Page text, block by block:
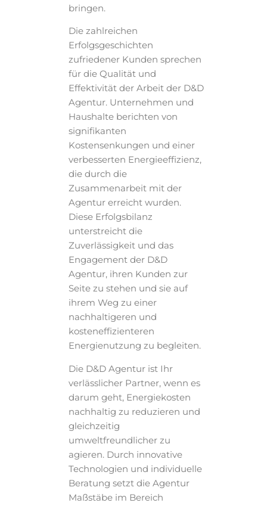
bringen.
Die zahlreichen
Erfolgsgeschichten
zufriedener Kunden sprechen
für die Qualität und
Effektivität der Arbeit der D&D
Agentur. Unternehmen und
Haushalte berichten von
signifikanten
Kostensenkungen und einer
verbesserten Energieeffizienz,
die durch die
Zusammenarbeit mit der
Agentur erreicht wurden.
Diese Erfolgsbilanz
unterstreicht die
Zuverlässigkeit und das
Engagement der D&D
Agentur, ihren Kunden zur
Seite zu stehen und sie auf
ihrem Weg zu einer
nachhaltigeren und
kosteneffizienteren
Energienutzung zu begleiten.
Die D&D Agentur ist Ihr
verlässlicher Partner, wenn es
darum geht, Energiekosten
nachhaltig zu reduzieren und
gleichzeitig
umweltfreundlicher zu
agieren. Durch innovative
Technologien und individuelle
Beratung setzt die Agentur
Maßstäbe im Bereich